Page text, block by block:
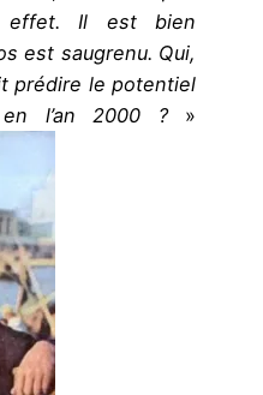
effet. Il est bien
est saugrenu. Qui,
prédire le potentiel
l’an 2000 ?»